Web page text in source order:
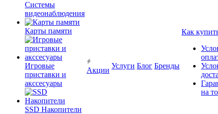
Системы
видеонаблюдения
Карты памяти
Игровые
приставки и
акссесуары
SSD Накопители
Акции
Услуги Блог Бренды
Как
на